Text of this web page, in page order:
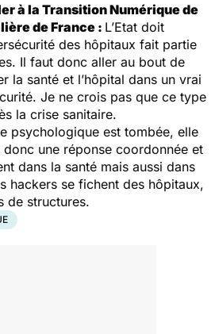
à la Transition Numérique de
de France : L’Etat doit
des hôpitaux fait partie
Il faut donc aller au bout de
la santé et l’hôpital dans un vrai
Je ne crois pas que ce type
la crise sanitaire.
psychologique est tombée, elle
une réponse coordonnée et
dans la santé mais aussi dans
hackers se fichent des hôpitaux,
de structures.